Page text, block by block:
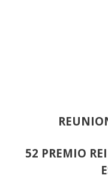
52 PREMIO